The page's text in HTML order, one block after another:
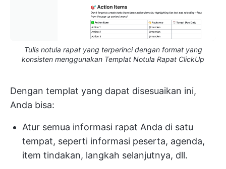
Tulis notula rapat yang terperinci dengan format yang
konsisten menggunakan Templat Notula Rapat ClickUp
Dengan templat yang dapat disesuaikan ini,
Anda bisa:
Atur semua informasi rapat Anda di satu
tempat, seperti informasi peserta, agenda,
item tindakan, langkah selanjutnya, dll.